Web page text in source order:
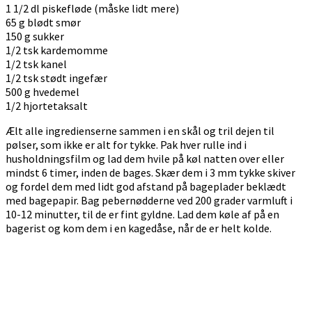
1 1/2 dl piskefløde (måske lidt mere)
65 g blødt smør
150 g sukker
1/2 tsk kardemomme
1/2 tsk kanel
1/2 tsk stødt ingefær
500 g hvedemel
1/2 hjortetaksalt
Ælt alle ingredienserne sammen i en skål og tril dejen til
pølser, som ikke er alt for tykke. Pak hver rulle ind i
husholdningsfilm og lad dem hvile på køl natten over eller
mindst 6 timer, inden de bages. Skær dem i 3 mm tykke skiver
og fordel dem med lidt god afstand på bageplader beklædt
med bagepapir. Bag pebernødderne ved 200 grader varmluft i
10-12 minutter, til de er fint gyldne. Lad dem køle af på en
bagerist og kom dem i en kagedåse, når de er helt kolde.